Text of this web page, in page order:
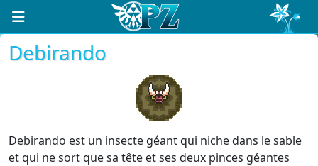
Debirando
Debirando est un insecte géant qui niche dans le sable
et qui ne sort que sa tête et ses deux pinces géantes